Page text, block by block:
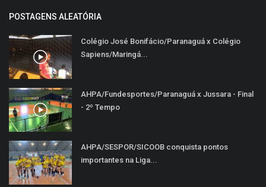
POSTAGENS ALEATÓRIA
Colégio José Bonifácio/Paranaguá x Colégio
Sapiens/Maringá...
AHPA/Fundesportes/Paranaguá x Jussara - Final
- 2º Tempo
AHPA/SESPOR/SICOOB conquista pontos
importantes na Liga...